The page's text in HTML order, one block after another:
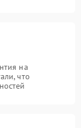
на
что